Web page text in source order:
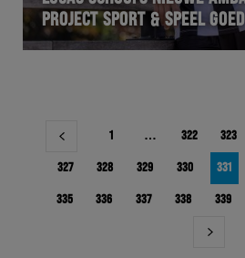
PROJECT SPORT & SPEEL GOED
Berichtnavigatie
1 … 322 323
327 328 329 330 331
335 336 337 338 339